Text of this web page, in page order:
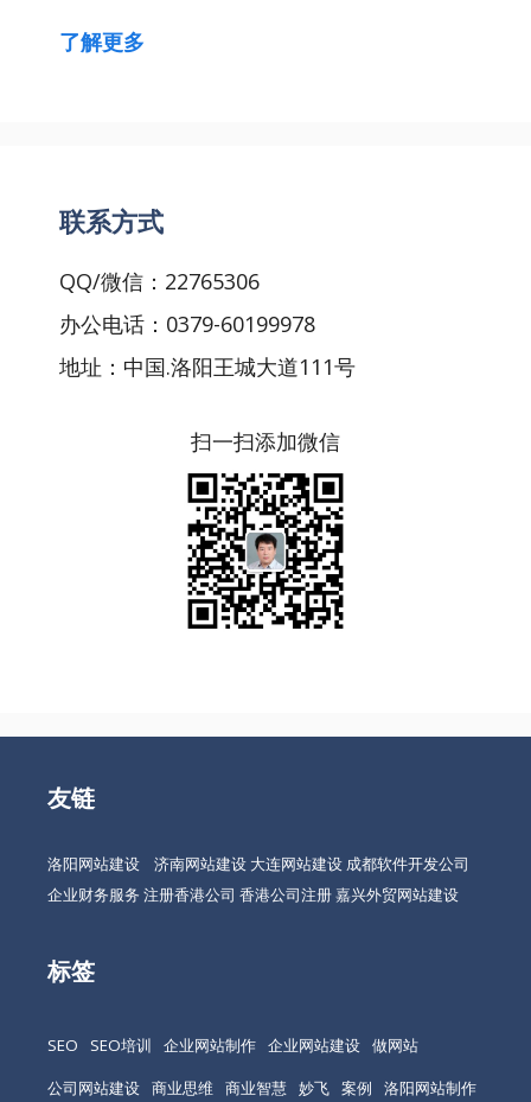
了解更多
联系方式
QQ/微信：22765306
办公电话：0379-60199978
地址：中国.洛阳王城大道111号
扫一扫添加微信
友链
洛阳网站建设 济南网站建设 大连网站建设 成都软件开发公司
企业财务服务 注册香港公司 香港公司注册嘉兴外贸网站建设
标签
SEO SEO培训 企业网站制作 企业网站建设 做网站
公司网站建设 商业思维 商业智慧 妙飞 案例
洛阳网站制作